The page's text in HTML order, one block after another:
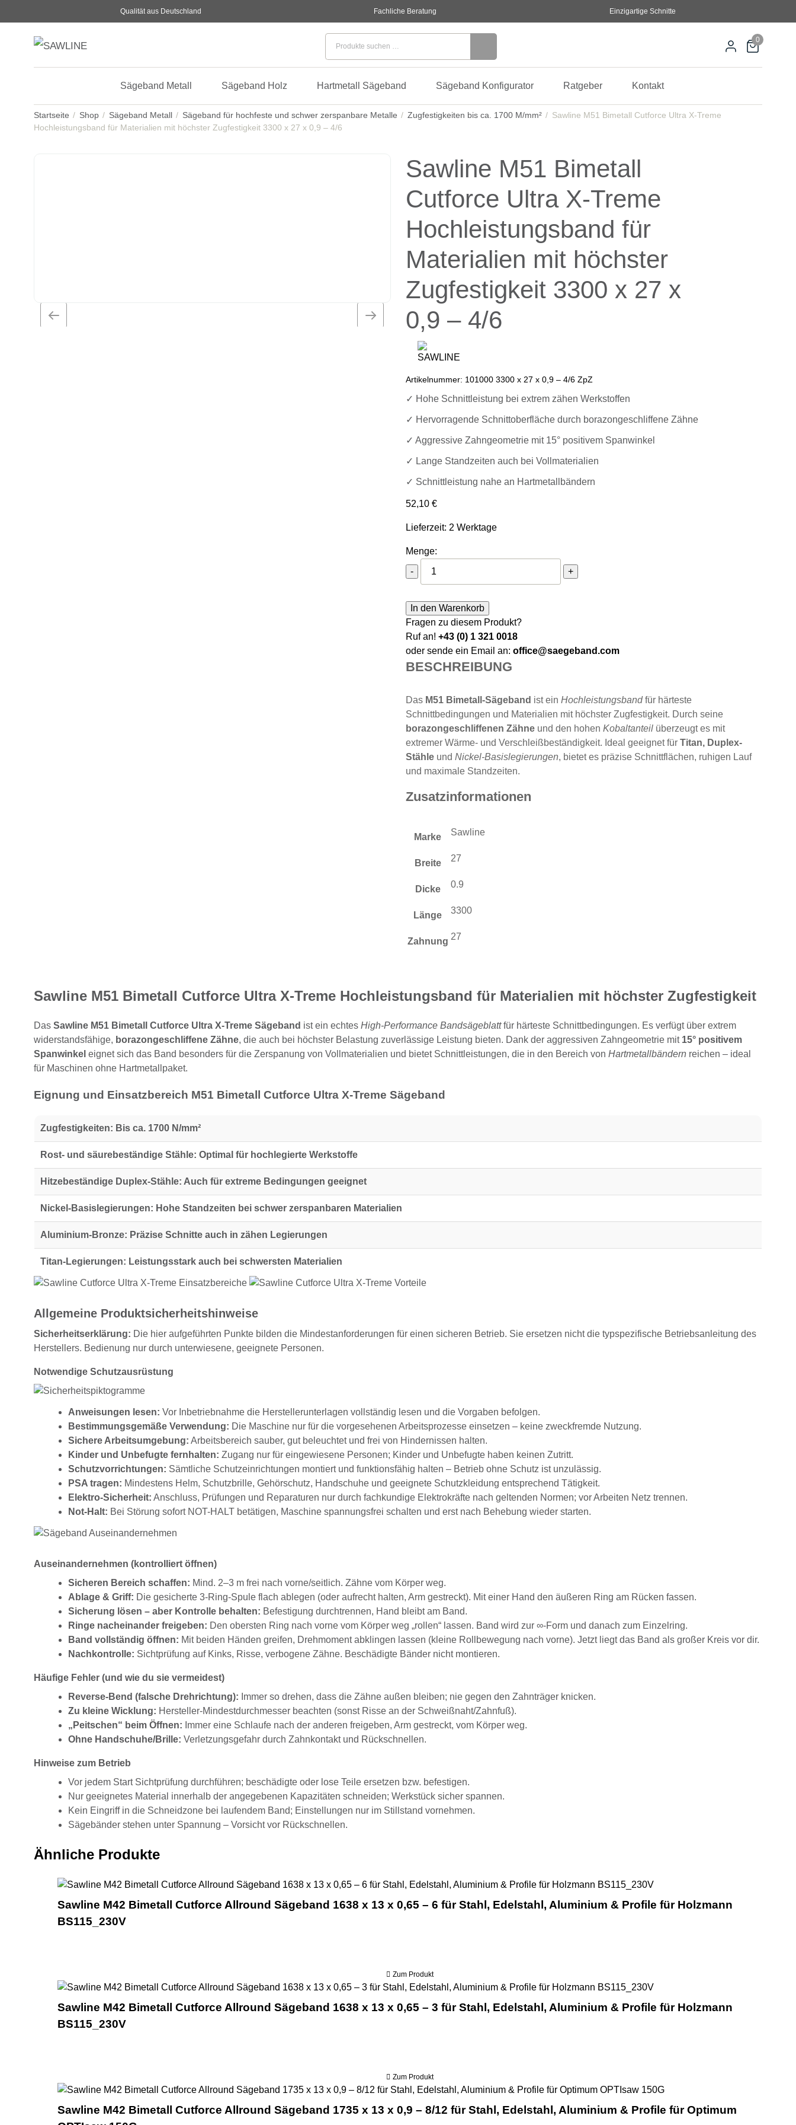
Qualität aus Deutschland Fachliche Beratung Einzigartige Schnitte
Sägeband Metall Sägeband Holz Hartmetall Sägeband Sägeband Konfigurator Ratgeber Kontakt
0
Startseite Shop Sägeband Metall Sägeband für hochfeste und schwer zerspanbare Metalle Zugfestigkeiten bis ca. 1700 M/mm²
Sawline M51 Bimetall Cutforce Ultra X-Treme
Hochleistungsband für Materialien mit höchster Zugfestigkeit 3300 x 27 x 0,9 – 4/6
Sawline M51 Bimetall
Cutforce Ultra X-Treme
Hochleistungsband für
Materialien mit höchster
Zugfestigkeit 3300 x 27 x
0,9 – 4/6
Artikelnummer: 101000 3300 x 27 x 0,9 – 4/6 ZpZ
✓ Hohe Schnittleistung bei extrem zähen Werkstoffen
✓ Hervorragende Schnittoberfläche durch borazongeschliffene Zähne
✓ Aggressive Zahngeometrie mit 15° positivem Spanwinkel
✓ Lange Standzeiten auch bei Vollmaterialien
✓ Schnittleistung nahe an Hartmetallbändern
52,10 €
Lieferzeit: 2 Werktage
Menge:
-
Sawline M51 Bimetall Cutforce Ultra X-Treme Hochleistungsband für Materialien mit
+
In den Warenkorb
Fragen zu diesem Produkt?
Ruf an! +43 (0) 1 321 0018
oder sende ein Email an: office@saegeband.com
BESCHREIBUNG
Das M51 Bimetall-Sägeband ist ein Hochleistungsbandfür härteste
Schnittbedingungen und Materialien mit höchster Zugfestigkeit. Durch seine
borazongeschliffenen Zähneund den hohen Kobaltanteilüberzeugt es mit
extremer Wärme- und Verschleißbeständigkeit. Ideal geeignet für Titan, Duplex-
Stähleund Nickel-Basislegierungen, bietet es präzise Schnittflächen, ruhigen Lauf
und maximale Standzeiten.
Zusatzinformationen
Marke Sawline
Breite 27
Dicke 0.9
Länge 3300
Zahnung 27
Sawline M51 Bimetall Cutforce Ultra X-Treme Hochleistungsband für Materialien mit höchster Zugfestigkeit
Das Sawline M51 Bimetall Cutforce Ultra X-Treme Sägeband ist ein echtes High-Performance Bandsägeblattfür härteste Schnittbedingungen. Es verfügt über extrem
widerstandsfähige, borazongeschliffene Zähne, die auch bei höchster Belastung zuverlässige Leistung bieten. Dank der aggressiven Zahngeometrie mit 15° positivem
Spanwinkel eignet sich das Band besonders für die Zerspanung von Vollmaterialien und bietet Schnittleistungen, die in den Bereich von Hartmetallbändern reichen – ideal
für Maschinen ohne Hartmetallpaket.
Eignung und Einsatzbereich M51 Bimetall Cutforce Ultra X-Treme Sägeband
Zugfestigkeiten: Bis ca. 1700 N/mm²
Rost- und säurebeständige Stähle: Optimal für hochlegierte Werkstoffe
Hitzebeständige Duplex-Stähle: Auch für extreme Bedingungen geeignet
Nickel-Basislegierungen: Hohe Standzeiten bei schwer zerspanbaren Materialien
Aluminium-Bronze: Präzise Schnitte auch in zähen Legierungen
Titan-Legierungen: Leistungsstark auch bei schwersten Materialien
Allgemeine Produktsicherheitshinweise
Sicherheitserklärung: Die hier aufgeführten Punkte bilden die Mindestanforderungen für einen sicheren Betrieb. Sie ersetzen nicht die typspezifische Betriebsanleitung des
Herstellers. Bedienung nur durch unterwiesene, geeignete Personen.
Notwendige Schutzausrüstung
Anweisungen lesen: Vor Inbetriebnahme die Herstellerunterlagen vollständig lesen und die Vorgaben befolgen.
Bestimmungsgemäße Verwendung: Die Maschine nur für die vorgesehenen Arbeitsprozesse einsetzen – keine zweckfremde Nutzung.
Sichere Arbeitsumgebung: Arbeitsbereich sauber, gut beleuchtet und frei von Hindernissen halten.
Kinder und Unbefugte fernhalten: Zugang nur für eingewiesene Personen; Kinder und Unbefugte haben keinen Zutritt.
Schutzvorrichtungen: Sämtliche Schutzeinrichtungen montiert und funktionsfähig halten – Betrieb ohne Schutz ist unzulässig.
PSA tragen: Mindestens Helm, Schutzbrille, Gehörschutz, Handschuhe und geeignete Schutzkleidung entsprechend Tätigkeit.
Elektro-Sicherheit: Anschluss, Prüfungen und Reparaturen nur durch fachkundige Elektrokräfte nach geltenden Normen; vor Arbeiten Netz trennen.
Not-Halt: Bei Störung sofort NOT-HALT betätigen, Maschine spannungsfrei schalten und erst nach Behebung wieder starten.
Auseinandernehmen (kontrolliert öffnen)
Sicheren Bereich schaffen: Mind. 2–3 m frei nach vorne/seitlich. Zähne vom Körper weg.
Ablage & Griff: Die gesicherte 3-Ring-Spule flach ablegen (oder aufrecht halten, Arm gestreckt). Mit einer Hand den äußeren Ring am Rücken fassen.
Sicherung lösen – aber Kontrolle behalten: Befestigung durchtrennen, Hand bleibt am Band.
Ringe nacheinander freigeben: Den obersten Ring nach vorne vom Körper weg „rollen“ lassen. Band wird zur ∞-Form und danach zum Einzelring.
Band vollständig öffnen: Mit beiden Händen greifen, Drehmoment abklingen lassen (kleine Rollbewegung nach vorne). Jetzt liegt das Band als großer Kreis vor dir.
Nachkontrolle: Sichtprüfung auf Kinks, Risse, verbogene Zähne. Beschädigte Bänder nicht montieren.
Häufige Fehler (und wie du sie vermeidest)
Reverse-Bend (falsche Drehrichtung): Immer so drehen, dass die Zähne außen bleiben; nie gegen den Zahnträger knicken.
Zu kleine Wicklung: Hersteller-Mindestdurchmesser beachten (sonst Risse an der Schweißnaht/Zahnfuß).
„Peitschen“ beim Öffnen: Immer eine Schlaufe nach der anderen freigeben, Arm gestreckt, vom Körper weg.
Ohne Handschuhe/Brille: Verletzungsgefahr durch Zahnkontakt und Rückschnellen.
Hinweise zum Betrieb
Vor jedem Start Sichtprüfung durchführen; beschädigte oder lose Teile ersetzen bzw. befestigen.
Nur geeignetes Material innerhalb der angegebenen Kapazitäten schneiden; Werkstück sicher spannen.
Kein Eingriff in die Schneidzone bei laufendem Band; Einstellungen nur im Stillstand vornehmen.
Sägebänder stehen unter Spannung – Vorsicht vor Rückschnellen.
Ähnliche Produkte
Sawline M42 Bimetall Cutforce
Sawline M42 Bimetall Cutforce Allround Sägeband 1638 x 13 x 0,65 – 6 für Stahl, Edelstahl, Aluminium & Profile für Holzmann
BS115_230V
Zum Produkt
Sawline M42 Bimetall Cutforce
Sawline M42 Bimetall Cutforce Allround Sägeband 1638 x 13 x 0,65 – 3 für Stahl, Edelstahl, Aluminium & Profile für Holzmann
BS115_230V
Zum Produkt
Sawline M42 Bimetall
Sawline M42 Bimetall Cutforce Allround Sägeband 1735 x 13 x 0,9 – 8/12 für Stahl, Edelstahl, Aluminium & Profile für Optimum